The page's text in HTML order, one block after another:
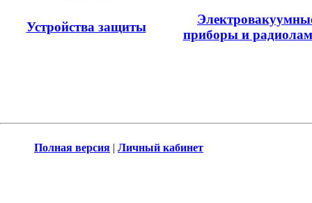
Устройства защиты
приборы и
Полная версия | Личный кабинет